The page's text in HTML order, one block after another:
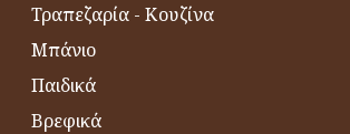
Τραπεζαρία - Κουζίνα
Μπάνιο
Παιδικά
Βρεφικά